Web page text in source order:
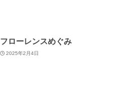
フローレンスめぐみ
2025年2月4日